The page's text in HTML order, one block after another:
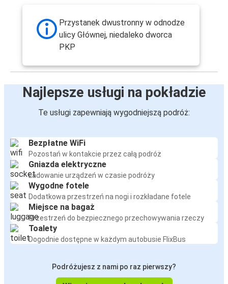
Przystanek dwustronny w odnodze
ulicy Głównej, niedaleko dworca
PKP
Najlepsze usługi na pokładzie
Te usługi zapewniają wygodniejszą podróż:
Bezpłatne WiFi
Pozostań w kontakcie przez całą podróż
Gniazda elektryczne
Ładowanie urządzeń w czasie podróży
Wygodne fotele
Dodatkowa przestrzeń na nogi i rozkładane fotele
Miejsce na bagaż
Przestrzeń do bezpiecznego przechowywania rzeczy
Toalety
Dogodnie dostępne w każdym autobusie FlixBus
Podróżujesz z nami po raz pierwszy?